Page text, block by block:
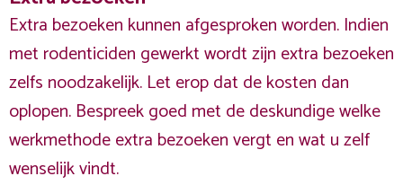
Extra bezoeken kunnen afgesproken worden. Indien
met rodenticiden gewerkt wordt zijn extra bezoeken
zelfs noodzakelijk. Let erop dat de kosten dan
oplopen. Bespreek goed met de deskundige welke
werkmethode extra bezoeken vergt en wat u zelf
wenselijk vindt.